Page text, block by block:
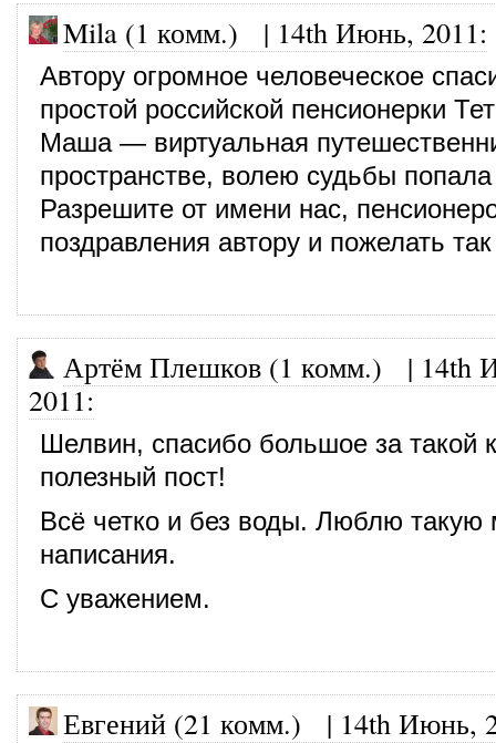
Mila (1 комм.) | 14th Июнь, 2011:
Автору огромное человеческое
простой российской пенсионерки
Маша — виртуальная
пространстве, волею судьбы
Разрешите от имени нас,
поздравления автору и пожелать
Артём Плешков (1 комм.) | 14th
2011:
Шелвин, спасибо большое за такой
полезный пост!
Всё четко и без воды. Люблю такую
написания.
С уважением.
Евгений (21 комм.) | 14th Июнь,